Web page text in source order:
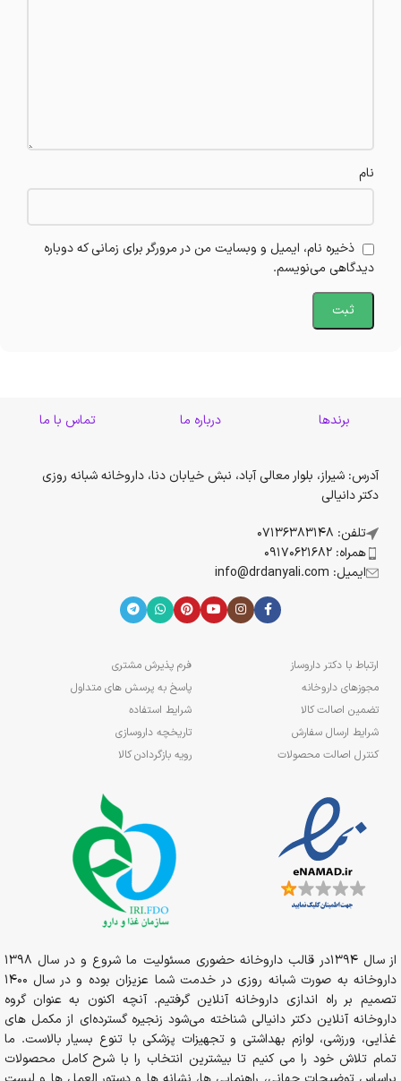
نام
ذخیره نام، ایمیل و وبسایت من در مرورگر برای زمانی که دوباره
دیدگاهی می‌نویسم.
برندها درباره ما تماس با ما
آدرس: شیراز، بلوار معالی آباد، نبش خیابان دنا، داروخانه شبانه روزی
دکتر دانیالی
تلفن: 07136383148
همراه: 09170621682
ایمیل: info@drdanyali.com
ارتباط با دکتر داروساز
مجوزهای داروخانه
تضمین اصالت کالا
شرایط ارسال سفارش
کنترل اصالت محصولات
فرم پذیرش مشتری
پاسخ به پرسش های متداول
شرایط استفاده
تاریخچه داروسازی
رویه بازگردادن کالا
از سال 1394در قالب داروخانه حضوری مسئولیت ما شروع و در سال 1398
داروخانه به صورت شبانه روزی در خدمت شما عزیزان بوده و در سال 1400
تصمیم بر راه اندازی داروخانه آنلاین گرفتیم. آنچه اکنون به عنوان گروه
داروخانه آنلاین دکتر دانیالی شناخته می‌شود زنجیره گسترده‌ای از مکمل های
غذایی، ورزشی، لوازم بهداشتی و تجهیزات پزشکی با تنوع بسیار بالاست. ما
تمام تلاش خود را می کنیم تا بیشترین انتخاب را با شرح کامل محصولات